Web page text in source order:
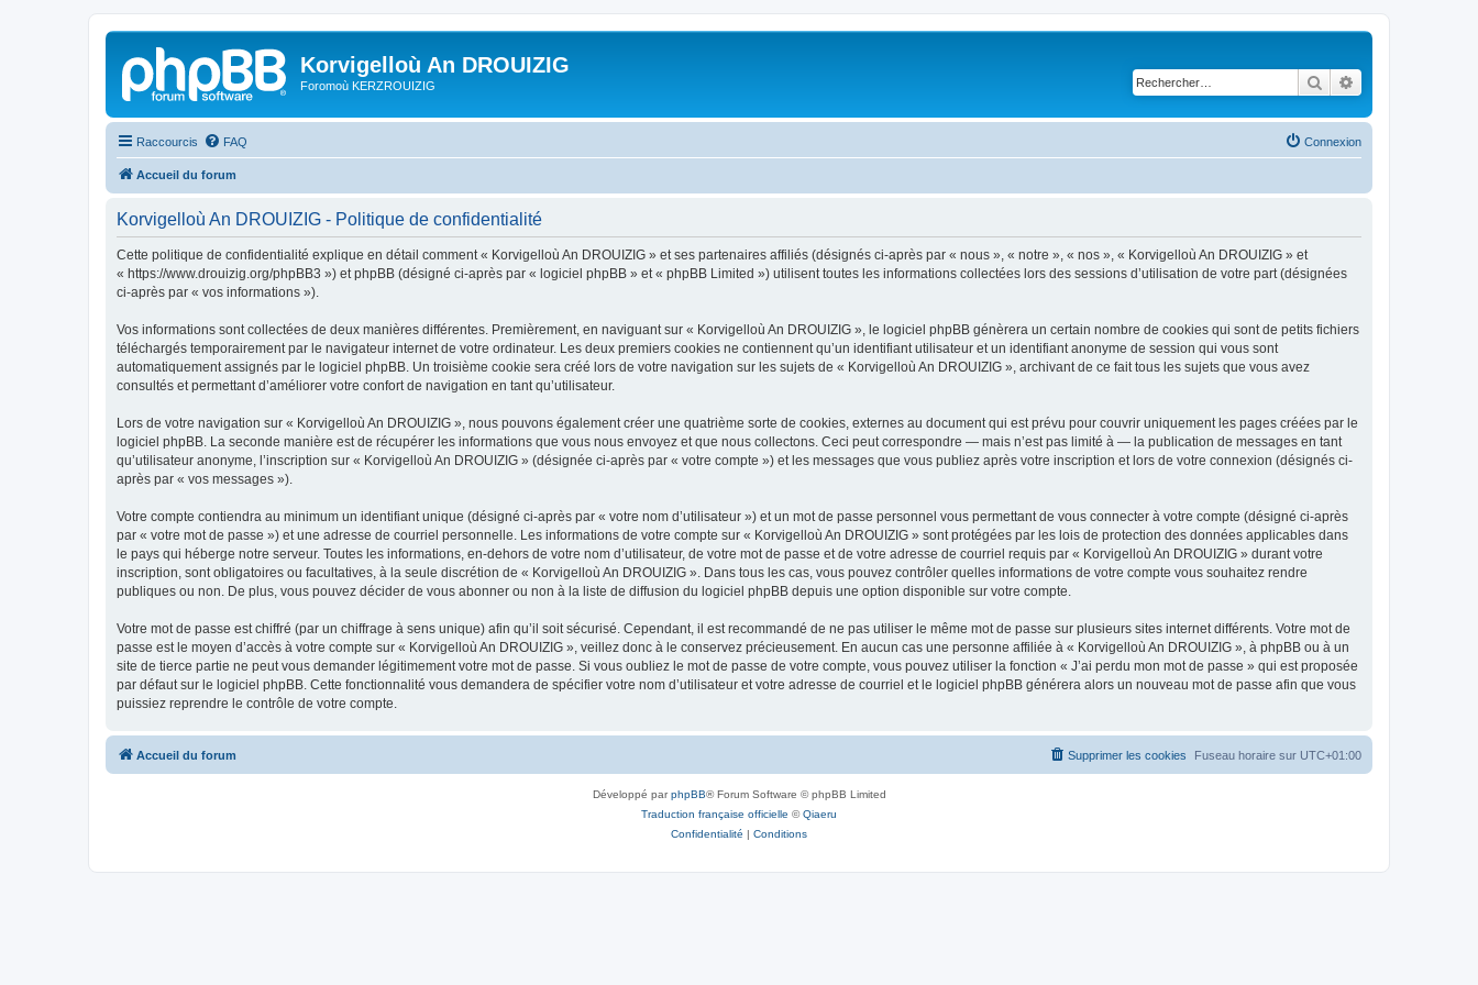
Korvigelloù An DROUIZIG
Foromoù KERZROUIZIG Rechercher
Raccourcis FAQ Connexion
Accueil du forum
Korvigelloù An DROUIZIG - Politique de confidentialité
Cette politique de confidentialité explique en détail comment « Korvigelloù An DROUIZIG » et ses partenaires affiliés (désignés ci-après par « nous », « notre », « nos », « Korvigelloù An DROUIZIG » et
« https://www.drouizig.org/phpBB3 ») et phpBB (désigné ci-après par « logiciel phpBB » et « phpBB Limited ») utilisent toutes les informations collectées lors des sessions d’utilisation de votre part (désignées
ci-après par « vos informations »).
Vos informations sont collectées de deux manières différentes. Premièrement, en naviguant sur « Korvigelloù An DROUIZIG », le logiciel phpBB génèrera un certain nombre de cookies qui sont de petits fichiers
téléchargés temporairement par le navigateur internet de votre ordinateur. Les deux premiers cookies ne contiennent qu’un identifiant utilisateur et un identifiant anonyme de session qui vous sont
automatiquement assignés par le logiciel phpBB. Un troisième cookie sera créé lors de votre navigation sur les sujets de « Korvigelloù An DROUIZIG », archivant de ce fait tous les sujets que vous avez
consultés et permettant d’améliorer votre confort de navigation en tant qu’utilisateur.
Lors de votre navigation sur « Korvigelloù An DROUIZIG », nous pouvons également créer une quatrième sorte de cookies, externes au document qui est prévu pour couvrir uniquement les pages créées par le
logiciel phpBB. La seconde manière est de récupérer les informations que vous nous envoyez et que nous collectons. Ceci peut correspondre — mais n’est pas limité à — la publication de messages en tant
qu’utilisateur anonyme, l’inscription sur « Korvigelloù An DROUIZIG » (désignée ci-après par « votre compte ») et les messages que vous publiez après votre inscription et lors de votre connexion (désignés ci-
après par « vos messages »).
Votre compte contiendra au minimum un identifiant unique (désigné ci-après par « votre nom d’utilisateur ») et un mot de passe personnel vous permettant de vous connecter à votre compte (désigné ci-après
par « votre mot de passe ») et une adresse de courriel personnelle. Les informations de votre compte sur « Korvigelloù An DROUIZIG » sont protégées par les lois de protection des données applicables dans
le pays qui héberge notre serveur. Toutes les informations, en-dehors de votre nom d’utilisateur, de votre mot de passe et de votre adresse de courriel requis par « Korvigelloù An DROUIZIG » durant votre
inscription, sont obligatoires ou facultatives, à la seule discrétion de « Korvigelloù An DROUIZIG ». Dans tous les cas, vous pouvez contrôler quelles informations de votre compte vous souhaitez rendre
publiques ou non. De plus, vous pouvez décider de vous abonner ou non à la liste de diffusion du logiciel phpBB depuis une option disponible sur votre compte.
Votre mot de passe est chiffré (par un chiffrage à sens unique) afin qu’il soit sécurisé. Cependant, il est recommandé de ne pas utiliser le même mot de passe sur plusieurs sites internet différents. Votre mot de
passe est le moyen d’accès à votre compte sur « Korvigelloù An DROUIZIG », veillez donc à le conservez précieusement. En aucun cas une personne affiliée à « Korvigelloù An DROUIZIG », à phpBB ou à un
site de tierce partie ne peut vous demander légitimement votre mot de passe. Si vous oubliez le mot de passe de votre compte, vous pouvez utiliser la fonction « J’ai perdu mon mot de passe » qui est proposée
par défaut sur le logiciel phpBB. Cette fonctionnalité vous demandera de spécifier votre nom d’utilisateur et votre adresse de courriel et le logiciel phpBB générera alors un nouveau mot de passe afin que vous
puissiez reprendre le contrôle de votre compte.
Accueil du forum Fuseau horaire sur UTC+01:00
Supprimer les cookies
Développé parphpBB® Forum Software © phpBB Limited
Traduction française officielle ©Qiaeru
Confidentialité | Conditions